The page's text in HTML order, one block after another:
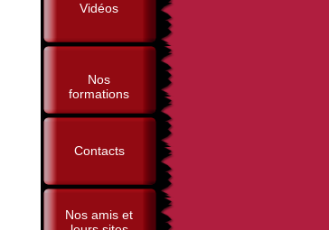
Vidéos
Nos
formations
Contacts
Nos amis et